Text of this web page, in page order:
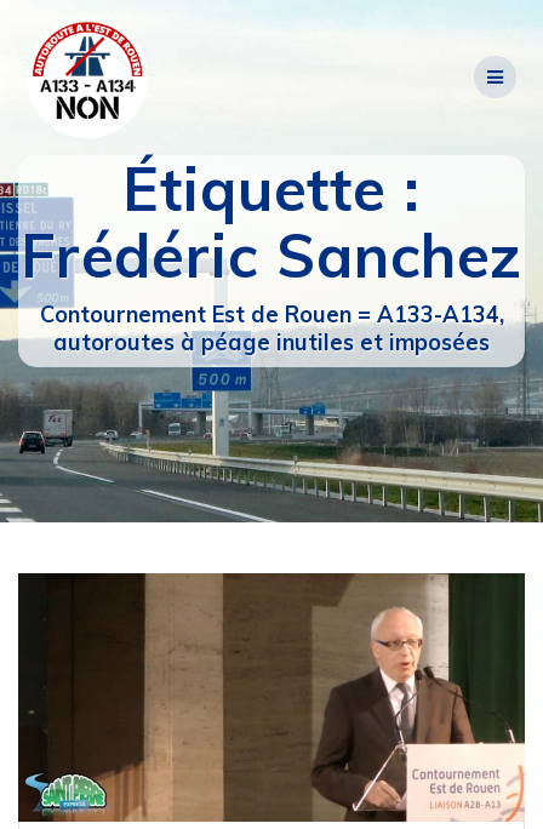
Étiquette :
Frédéric Sanchez
Contournement Est de Rouen = A133-A134,
autoroutes à péage inutiles et imposées